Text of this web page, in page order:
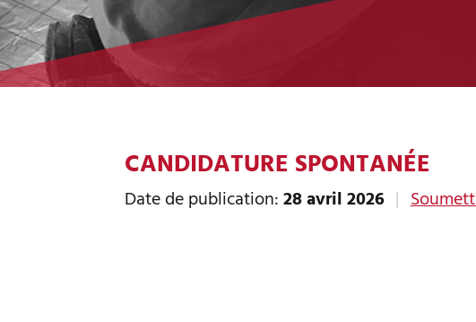
CANDIDATURE SPONTANÉE
Date de publication:28 avril 2026